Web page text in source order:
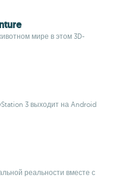
мире в этом 3D-
3 выходит на Android
реальности вместе с